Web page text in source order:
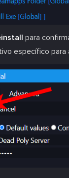
para
específico para